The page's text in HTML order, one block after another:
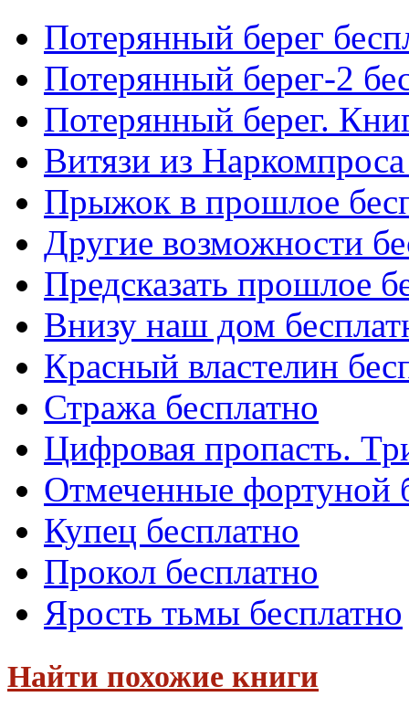
Потерянный берег
Потерянный берег-2
Потерянный берег.
Витязи из
Прыжок в прошлое
Другие возможности
Предсказать прошлое
Внизу наш дом
Красный властелин
Стража бесплатно
Цифровая пропасть.
Отмеченные фортуной
Купец бесплатно
Прокол бесплатно
Ярость тьмы бесплатно
Найти похожие книги